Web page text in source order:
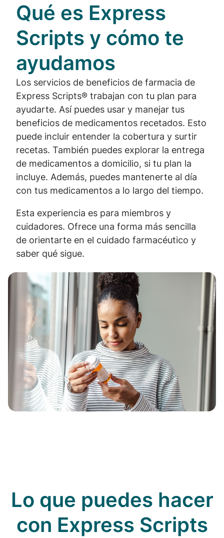
Qué es Express
Scripts y cómo te
ayudamos
Los servicios de beneficios de farmacia de
Express Scripts® trabajan con tu plan para
ayudarte. Así puedes usar y manejar tus
beneficios de medicamentos recetados. Esto
puede incluir entender la cobertura y surtir
recetas. También puedes explorar la entrega
de medicamentos a domicilio, si tu plan la
incluye. Además, puedes mantenerte al día
con tus medicamentos a lo largo del tiempo.
Esta experiencia es para miembros y
cuidadores. Ofrece una forma más sencilla
de orientarte en el cuidado farmacéutico y
saber qué sigue.
Lo que puedes hacer
con Express Scripts